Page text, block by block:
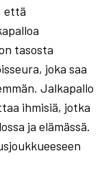
että
tasosta
joka saa
Jalkapallo
ihmisiä, jotka
ja elämässä.